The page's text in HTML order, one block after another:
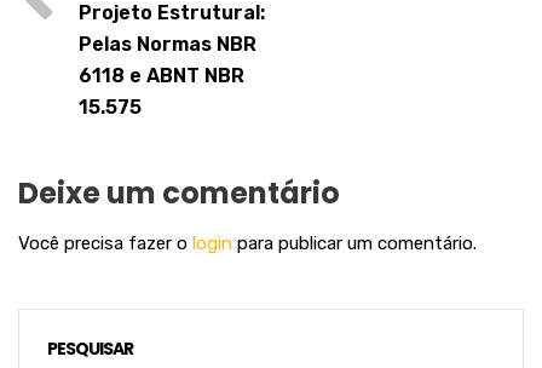
Projeto Estrutural:
Pelas Normas NBR
6118 e ABNT NBR
15.575
Deixe um comentário
Você precisa fazer o login para publicar um comentário.
PESQUISAR